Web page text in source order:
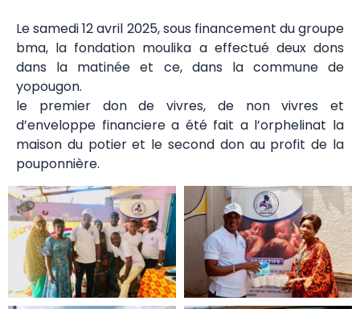
Le samedi 12 avril 2025, sous financement du groupe
bma, la fondation moulika a effectué deux dons
dans la matinée et ce, dans la commune de
yopougon.
le premier don de vivres, de non vivres et
d’enveloppe financiere a été fait a l’orphelinat la
maison du potier et le second don au profit de la
pouponnière.